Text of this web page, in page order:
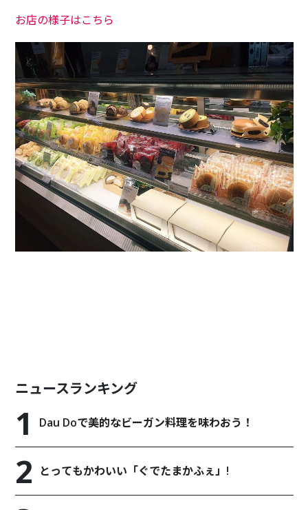
お店の様子はこちら
ニュースランキング
Dau Doで美的なビーガン料理を味わおう！
とってもかわいい「ぐでたまかふぇ」!